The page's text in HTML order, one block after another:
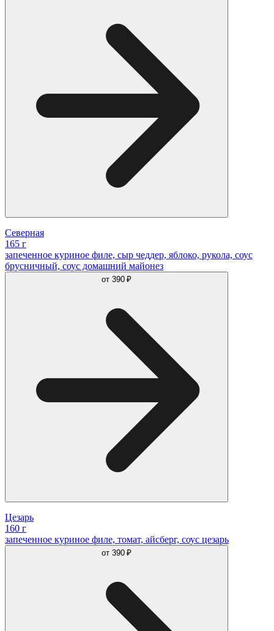
Северная
165 г
запеченное куриное филе, сыр чеддер, яблоко, рукола, соус
брусничный, соус домашний майонез
от 390 ₽
Цезарь
160 г
запеченное куриное филе, томат, айсберг, соус цезарь
от 390 ₽